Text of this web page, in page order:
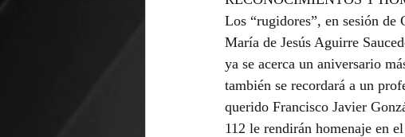
Los “rugidores”, en sesión de
María de Jesús Aguirre
ya se acerca un aniversario
también se recordará a un
querido Francisco Javier
112 le rendirán homenaje en